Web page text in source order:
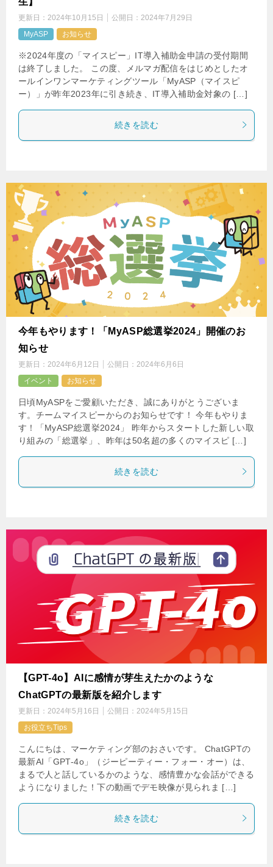
更新日： 2024年10月15日 公開日： 2024年7月29日
MyASP
お知らせ
※2024年度の「マイスピー」IT導入補助金申請の受付期間
は終了しました。 この度、メルマガ配信をはじめとしたオ
ールインワンマーケティングツール「MyASP（マイスピ
ー）」が昨年2023年に引き続き、IT導入補助金対象の […]
続きを読む
今年もやります！「MyASP総選挙2024」開催のお
知らせ
更新日： 2024年6月12日 公開日： 2024年6月6日
イベント
お知らせ
日頃MyASPをご愛顧いただき、誠にありがとうございま
す。チームマイスピーからのお知らせです！ 今年もやりま
す！「MyASP総選挙2024」 昨年からスタートした新しい取
り組みの「総選挙」、昨年は50名超の多くのマイスピ […]
続きを読む
【GPT-4o】AIに感情が芽生えたかのような
ChatGPTの最新版を紹介します
更新日： 2024年5月16日 公開日： 2024年5月15日
お役立ちTips
こんにちは、マーケティング部のおさいです。 ChatGPTの
最新AI「GPT-4o」（ジーピーティー・フォー・オー）は、
まるで人と話しているかのような、感情豊かな会話ができる
ようになりました！下の動画でデモ映像が見られま […]
続きを読む